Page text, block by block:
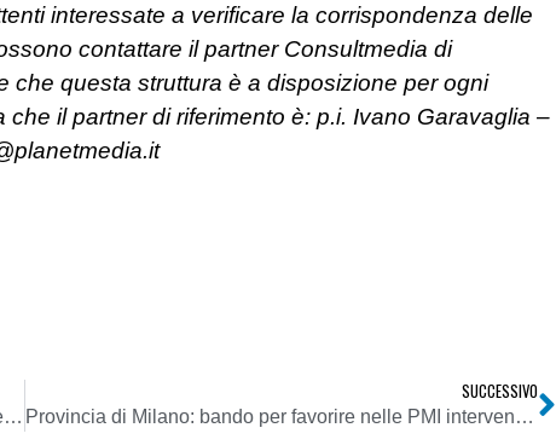
interessate a verificare la corrispondenza delle
contattare il partner Consultmedia di
che questa struttura è a disposizione per ogni
il partner di riferimento è: p.i. Ivano Garavaglia –
Convegno di Bema, 7 luglio 2007 – Società, Informazione, Giustizia – Violenza negli stadi: la Giustizia
SUCCESSIVO
Provincia di Milano: bando per favorire nelle PMI interventi finalizzati a migliorare la sicurezza e qualità dei prodotti posti in commercio